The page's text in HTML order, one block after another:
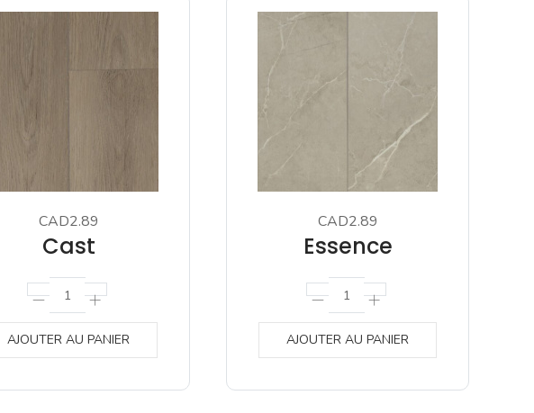
CAD2.89
Cast
AJOUTER AU PANIER
CAD2.89
Essence
AJOUTER AU PANIER